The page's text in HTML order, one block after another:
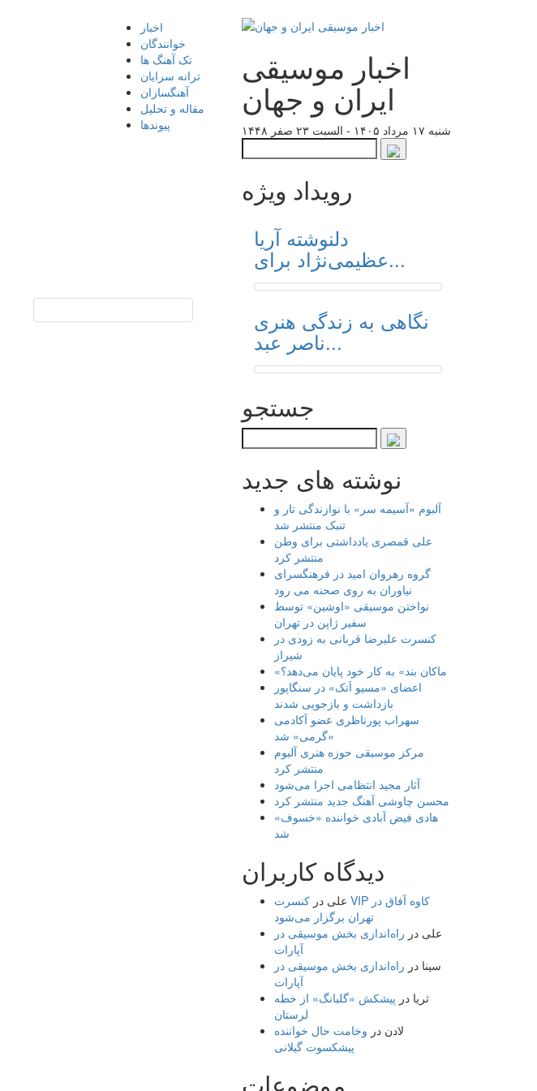
اخبار موسیقی
ایران و جهان
شنبه ۱۷ مرداد ۱۴۰۵ - السبت ۲۳ صفر ۱۴۴۸
رویداد ویژه
دلنوشته آریا
عظیمی‌نژاد برای...
نگاهی به زندگی هنری
ناصر عبد...
جستجو
نوشته های جدید
آلبوم «آسیمه سر» با نوازندگی تار و
تنبک منتشر شد
علی قمصری یادداشتی برای وطن
منتشر کرد
گروه رهروان امید در فرهنگسرای
نیاوران به روی صحنه می رود
نواختن موسیقی «اوشین» توسط
سفیر ژاپن در تهران
کنسرت علیرضا قربانی به زودی در
شیراز
«ماکان بند» به کار خود پایان می‌دهد؟
اعضای «مسیو اَتک» در سنگاپور
بازداشت و بازجویی شدند
سهراب پورناظری عضو آکادمی
«گرمی» شد
مرکز موسیقی حوزه هنری آلبوم
منتشر کرد
آثار مجید انتظامی اجرا می‌شود
محسن چاوشی آهنگ جدید منتشر کرد
هادی فیض آبادی خواننده «خسوف»
شد
دیدگاه کاربران
علی درکنسرت VIP کاوه آفاق در
تهران برگزار می‌شود
علی در راه‌اندازی بخش موسیقی در
آپارات
سینا در راه‌اندازی بخش موسیقی در
آپارات
ثریا در پیشکش «گلبانگ» از خطه
لرستان
لادن در وخامت حال خواننده
پیشکسوت گیلانی
اخبار
خوانندگان
تک آهنگ ها
ترانه سرایان
آهنگسازان
مقاله و تحلیل
پیوندها